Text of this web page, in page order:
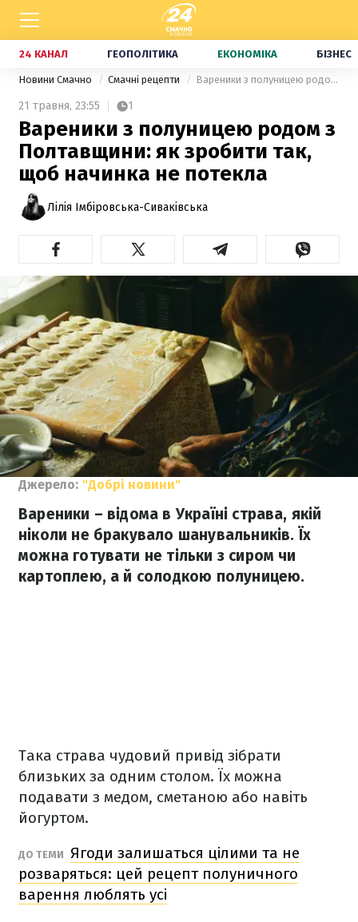
24 КАНАЛ ГЕОПОЛІТИКА ЕКОНОМІКА БІЗНЕС
Новини Смачно Смачні рецепти Вареники з полуницею родом з Полтавщини: як зробити так, щоб начинка не потекла
21 травня, 23:55 1
Вареники з полуницею родом з
Полтавщини: як зробити так,
щоб начинка не потекла
Лілія Імбіровська-Сиваківська
Джерело: "Добрі новини"
Вареники – відома в Україні страва, якій
ніколи не бракувало шанувальників. Їх
можна готувати не тільки з сиром чи
картоплею, а й солодкою полуницею.
Така страва чудовий привід зібрати
близьких за одним столом. Їх можна
подавати з медом, сметаною або навіть
йогуртом.
ДО ТЕМИ Ягоди залишаться цілими та не
розваряться: цей рецепт полуничного
варення люблять усі